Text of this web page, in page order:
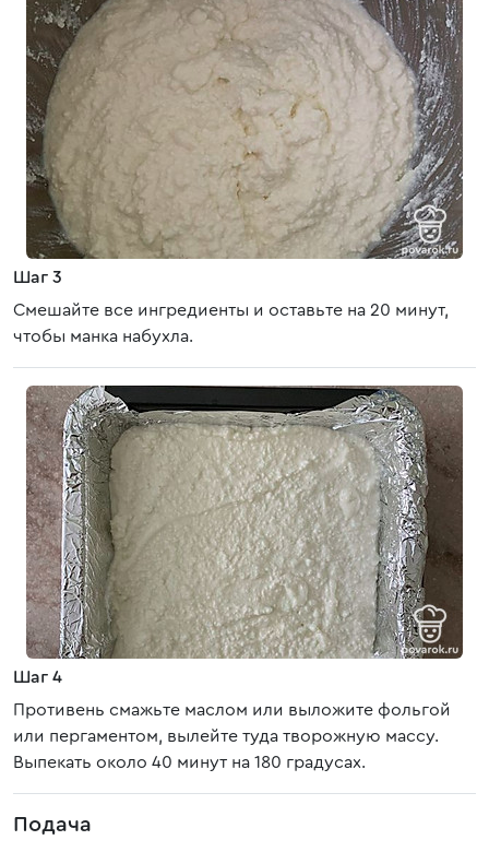
Шаг 3
Смешайте все ингредиенты и оставьте на 20 минут,
чтобы манка набухла.
Шаг 4
Противень смажьте маслом или выложите фольгой
или пергаментом, вылейте туда творожную массу.
Выпекать около 40 минут на 180 градусах.
Подача